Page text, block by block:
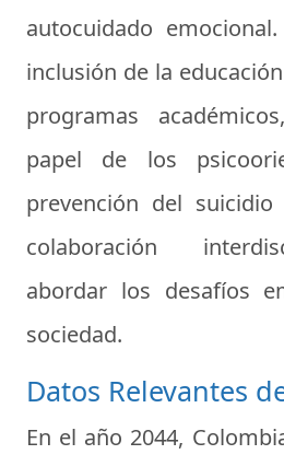
autocuidado
inclusión de la
programas
papel de los
prevención del
colaboración
abordar los desafíos
sociedad.
Datos Relevantes
En el año 2044,